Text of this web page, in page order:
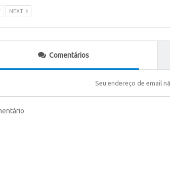
NEXT
Comentários
Seu endereço de email